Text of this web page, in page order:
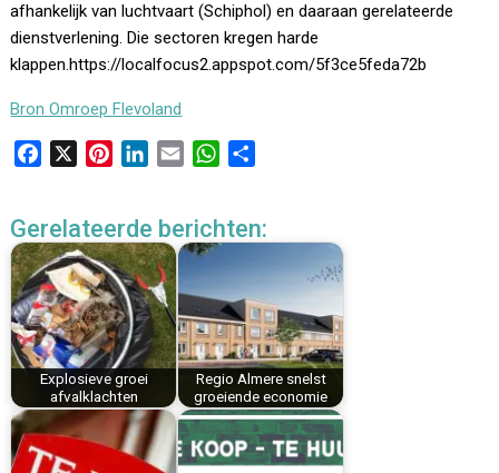
afhankelijk van luchtvaart (Schiphol) en daaraan gerelateerde
dienstverlening. Die sectoren kregen harde
klappen.https://localfocus2.appspot.com/5f3ce5feda72b
Bron Omroep Flevoland
e
b
o
o
k
t
e
r
e
s
t
k
e
d
I
n
i
l
W
t
A
p
p
e
Gerelateerde berichten:
Explosieve groei
afvalklachten
Regio Almere snelst
groeiende economie